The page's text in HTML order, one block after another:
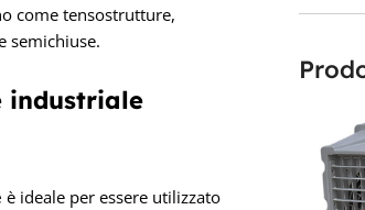
come tensostrutture,
semichiuse.
industriale
è ideale per essere utilizzato